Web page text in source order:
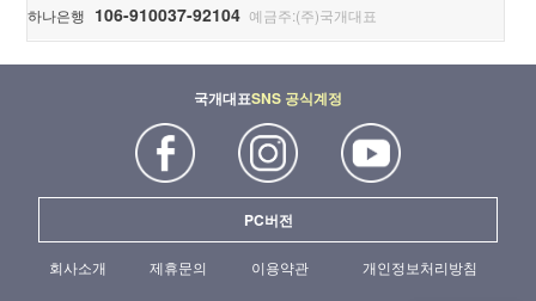
하나은행 106-910037-92104 예금주:(주)국개대표
국개대표SNS 공식계정
PC버전
회사소개 제휴문의 이용약관 개인정보처리방침